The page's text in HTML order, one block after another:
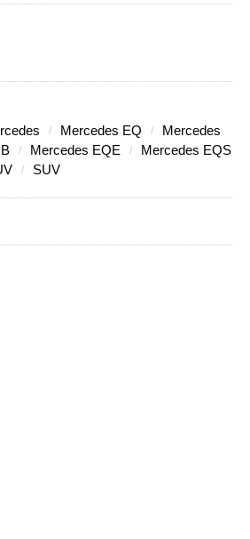
Mercedes EQ
Mercedes
Mercedes EQE
Mercedes EQS
SUV